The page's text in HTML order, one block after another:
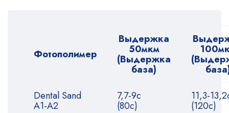
Фотополимер
Выдержка
50мкм
(Выдержка
база)
Dental Sand
A1-A2
7,7-9с
(80с)
11,3-
(120с)